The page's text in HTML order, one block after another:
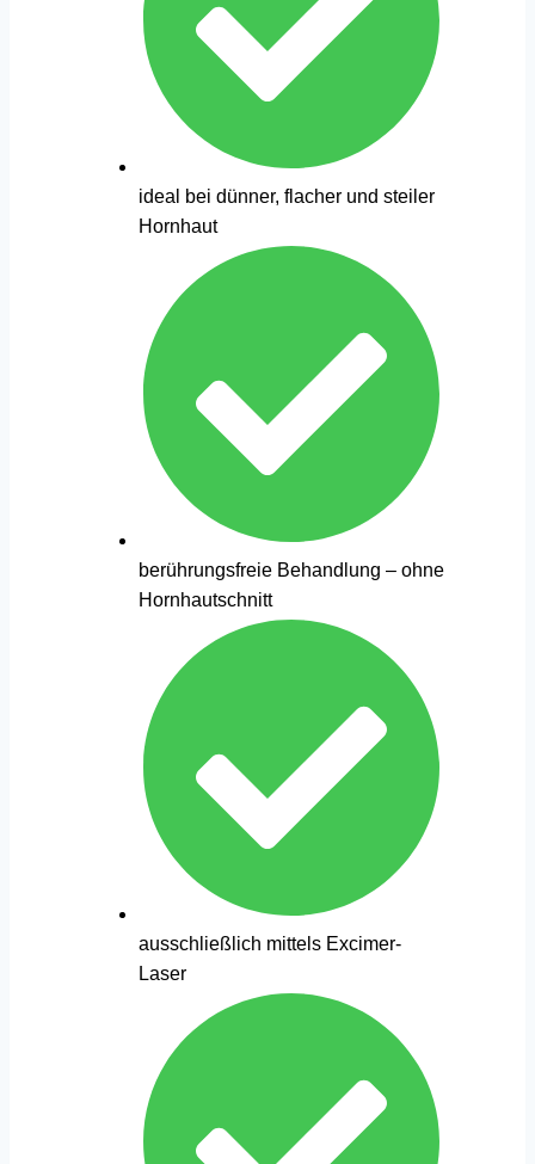
ideal bei dünner, flacher und steiler
Hornhaut
berührungsfreie Behandlung – ohne
Hornhautschnitt
ausschließlich mittels Excimer-
Laser